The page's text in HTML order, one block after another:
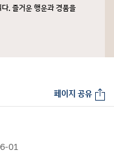
. 즐거운 행운과 경품을
01
페이지 공유